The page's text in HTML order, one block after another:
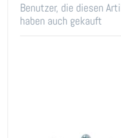
Benutzer, die diesen
haben auch gekauft